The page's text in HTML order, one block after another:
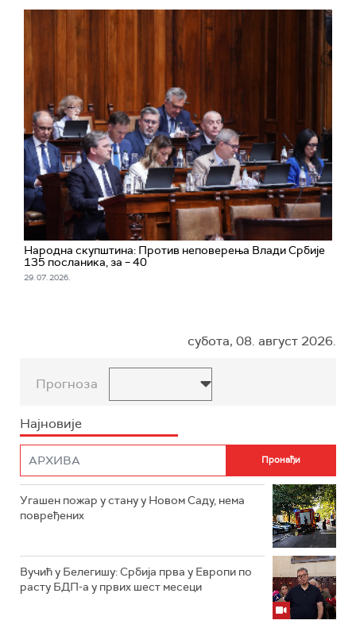
Народна скупштина: Против неповерења Влади Србије
135 посланика, за – 40
29. 07. 2026.
субота, 08. август 2026.
Прогноза
Најновије
Угашен пожар у стану у Новом Саду, нема
повређених
Вучић у Белегишу: Србија прва у Европи по
расту БДП-а у првих шест месеци